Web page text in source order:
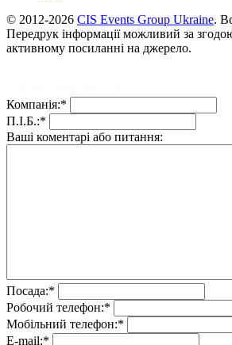
© 2012-2026 CIS Events Group Ukraine.
Передрук інформації можливий за
активному посиланні на джерело.
Компанія:*
П.І.Б.:*
Ваші коментарі або питання:
Посада:*
Робочий телефон:*
Мобільний телефон:*
E-mail:*